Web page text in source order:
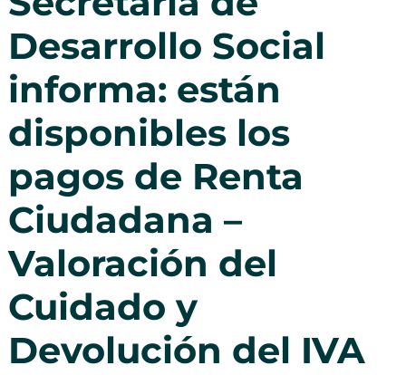
Desarrollo Social
informa: están
disponibles los
pagos de Renta
Ciudadana –
Valoración del
Cuidado y
Devolución del IVA